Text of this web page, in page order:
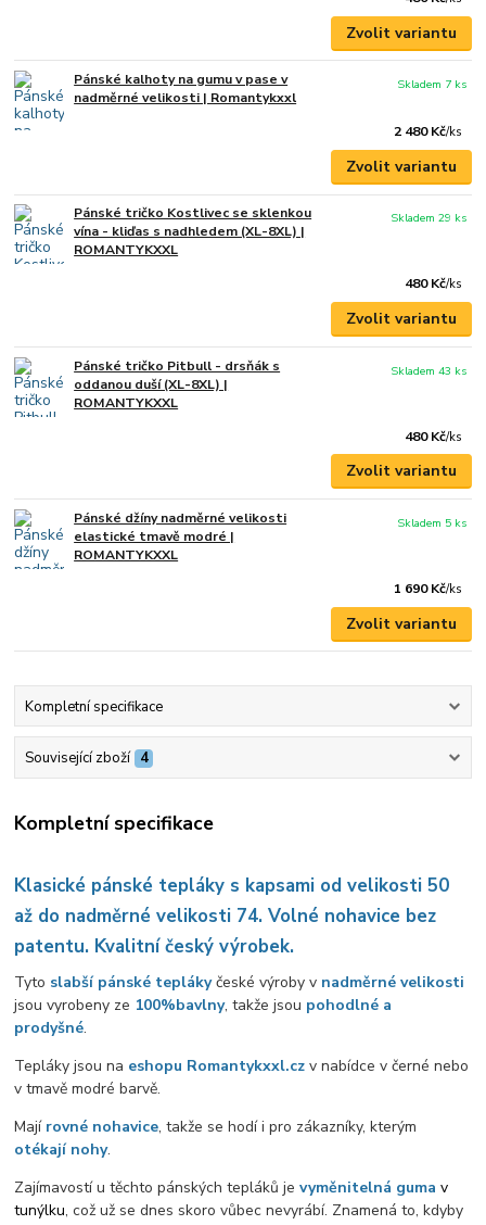
Zvolit variantu
Pánské kalhoty na gumu v pase v
nadměrné velikosti | Romantykxxl
2 480 Kč/ks
Skladem 7 ks
Zvolit variantu
Pánské tričko Kostlivec se sklenkou
vína - kliďas s nadhledem (XL-8XL) |
ROMANTYKXXL
480 Kč/ks
Skladem 29 ks
Zvolit variantu
Pánské tričko Pitbull - drsňák s
oddanou duší (XL-8XL) |
ROMANTYKXXL
480 Kč/ks
Skladem 43 ks
Zvolit variantu
Pánské džíny nadměrné velikosti
elastické tmavě modré |
ROMANTYKXXL
1 690 Kč/ks
Skladem 5 ks
Zvolit variantu
Kompletní specifikace
Související zboží 4
Kompletní specifikace
Klasické pánské tepláky s kapsami od velikosti 50
až do nadměrné velikosti 74. Volné nohavice bez
patentu. Kvalitní český výrobek.
Tyto slabší pánské teplákyčeské výroby v nadměrné velikosti
jsou vyrobeny ze 100%bavlny, takže jsou pohodlné a
prodyšné.
Tepláky jsou na eshopu Romantykxxl.cz v nabídce v černé nebo
v tmavě modré barvě.
Mají rovné nohavice, takže se hodí i pro zákazníky, kterým
otékají nohy.
Zajímavostí u těchto pánských tepláků jevyměnitelná gumav
tunýlku, což už se dnes skoro vůbec nevyrábí. Znamená to, kdyby